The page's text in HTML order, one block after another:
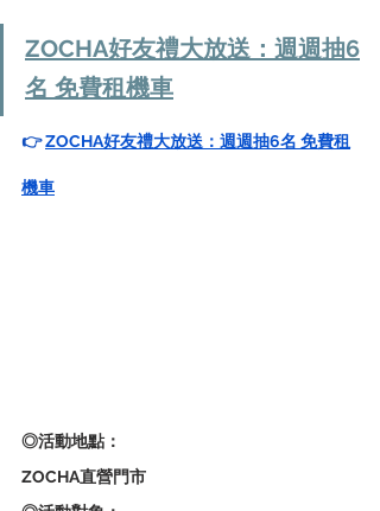
ZOCHA好友禮大放送：週週抽6
名 免費租機車
👉 ZOCHA好友禮大放送：週週抽6名 免費租
機車
◎活動地點：
ZOCHA直營門市